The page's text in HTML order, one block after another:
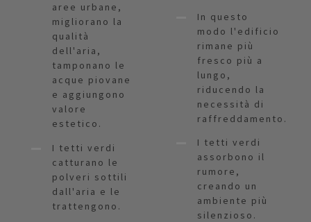
aree urbane,
migliorano la
qualità
dell'aria,
tamponano le
acque piovane
e aggiungono
valore
estetico.
I tetti verdi
catturano le
polveri sottili
dall'aria e le
trattengono.
In questo
modo l'edificio
rimane più
fresco più a
lungo,
riducendo la
necessità di
raffreddamento.
I tetti verdi
assorbono il
rumore,
creando un
ambiente più
silenzioso.